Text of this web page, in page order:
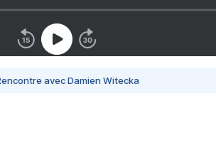
avec Damien Witecka